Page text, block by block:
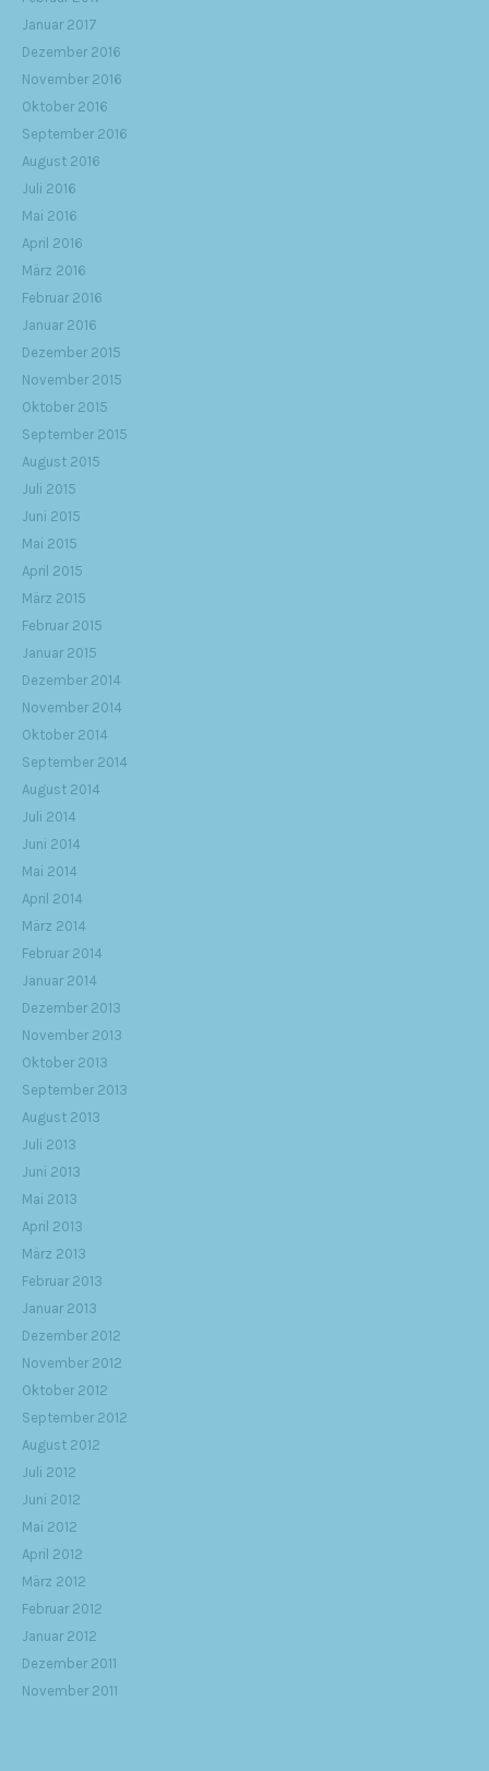
Januar 2017
Dezember 2016
November 2016
Oktober 2016
September 2016
August 2016
Juli 2016
Mai 2016
April 2016
März 2016
Februar 2016
Januar 2016
Dezember 2015
November 2015
Oktober 2015
September 2015
August 2015
Juli 2015
Juni 2015
Mai 2015
April 2015
März 2015
Februar 2015
Januar 2015
Dezember 2014
November 2014
Oktober 2014
September 2014
August 2014
Juli 2014
Juni 2014
Mai 2014
April 2014
März 2014
Februar 2014
Januar 2014
Dezember 2013
November 2013
Oktober 2013
September 2013
August 2013
Juli 2013
Juni 2013
Mai 2013
April 2013
März 2013
Februar 2013
Januar 2013
Dezember 2012
November 2012
Oktober 2012
September 2012
August 2012
Juli 2012
Juni 2012
Mai 2012
April 2012
März 2012
Februar 2012
Januar 2012
Dezember 2011
November 2011